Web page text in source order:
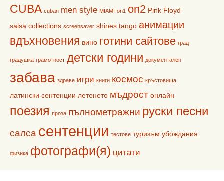
CUBA cuban men style MIAMI on1 on2 Pink Floyd
salsa collections screensaver shines tango анимации
вдъхновения вино готини сайтове град
градушка грамотност детски години документален
забава здраве игри книги космос кръстовища
латински сентенции летенето мъдрост онлайн
поезия проза пълнометражни руски песни
салса сентенции тестове туризъм убождания
физика фотографи(я) цитати